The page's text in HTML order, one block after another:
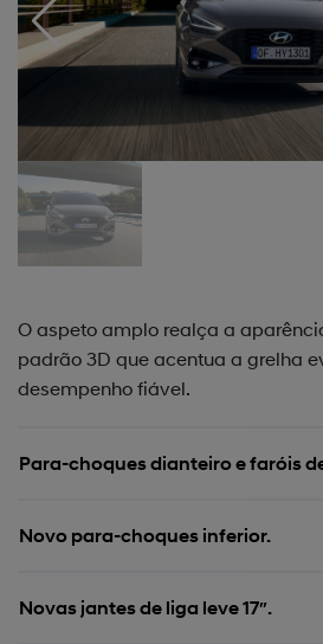
O aspeto amplo realça a
padrão 3D que acentua a grelha
desempenho fiável.
Para-choques dianteiro e faróis
Novo para-choques inferior.
Novas jantes de liga leve 17″.